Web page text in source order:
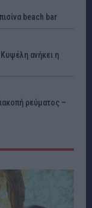
beach bar
ανήκει η
ρεύματος –